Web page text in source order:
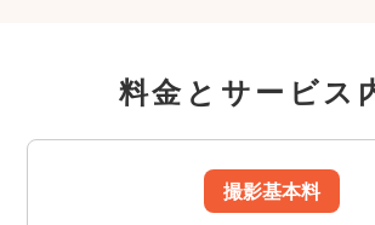
料金とサービス
撮影基本料